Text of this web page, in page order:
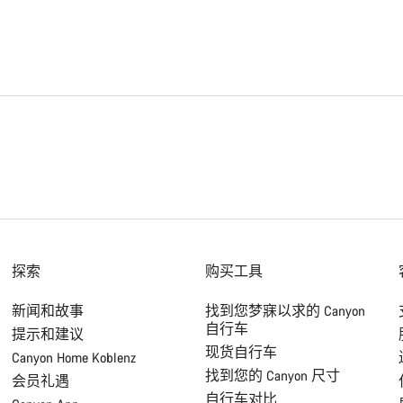
探索
新闻和故事
提示和建议
Canyon Home Koblenz
会员礼遇
购买工具
找到您梦寐以求的 Canyon
自行车
现货自行车
找到您的 Canyon 尺寸
自行车对比